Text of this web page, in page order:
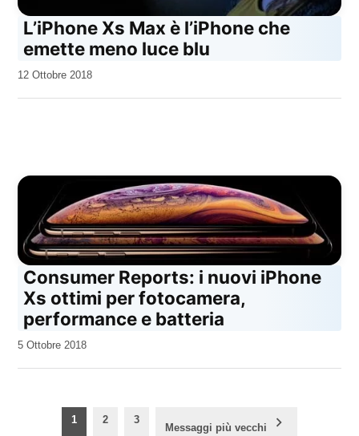
L’iPhone Xs Max è l’iPhone che
emette meno luce blu
da
12 Ottobre 2018
Consumer Reports: i nuovi iPhone
Xs ottimi per fotocamera,
performance e batteria
da
5 Ottobre 2018
Paginazione
1 2 3
Messaggi più vecchi